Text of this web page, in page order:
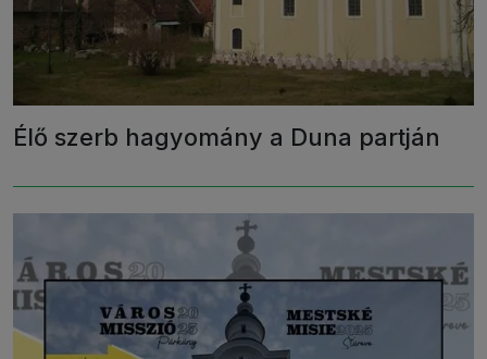
Élő szerb hagyomány a Duna partján